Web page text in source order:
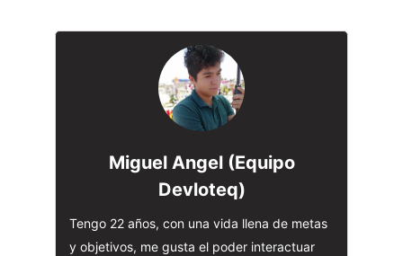
Miguel Angel (Equipo
Devloteq)
Tengo 22 años, con una vida llena de metas
y objetivos, me gusta el poder interactuar